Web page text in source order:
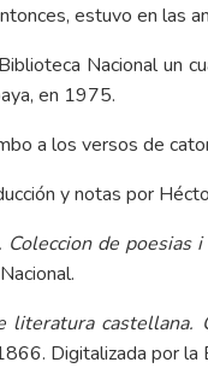
estuvo en las
Nacional un
, en 1975.
a los versos de
y notas por
Coleccion de poesias
.
literatura castellana.
Digitalizada por la